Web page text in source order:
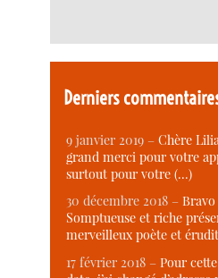
Derniers
9 janvier 2019 –Chère
grand merci pour votre
surtout pour votre (…)
30 décembre 2018 –Bravo
Somptueuse et riche
merveilleux poète et
17 février 2018 –Pour